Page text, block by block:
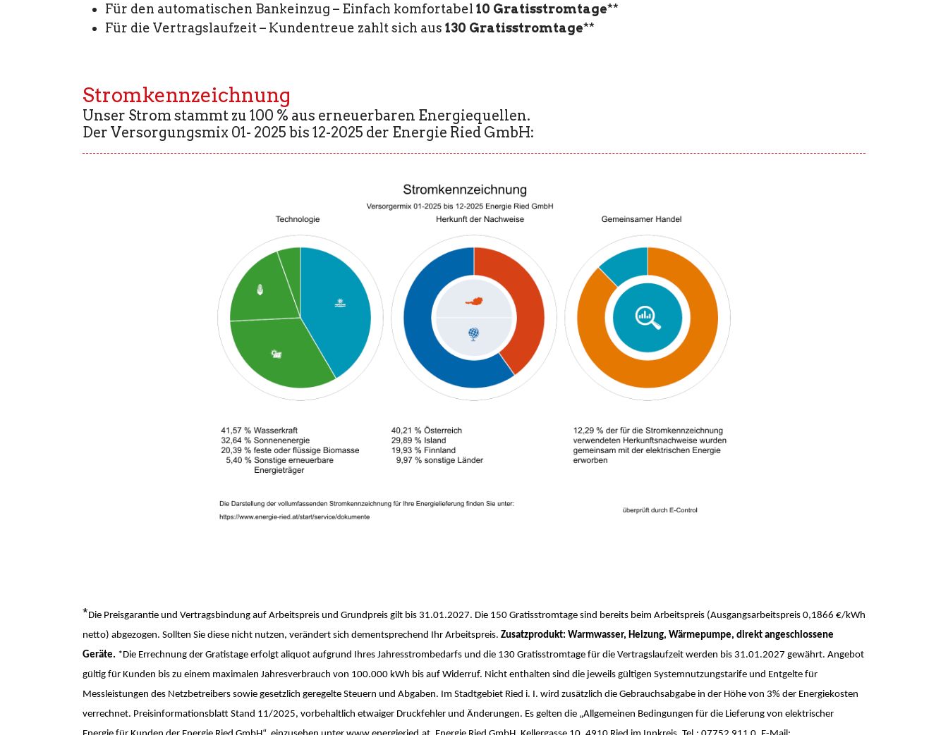
Für den automatischen Bankeinzug – Einfach komfortabel 10 Gratisstromtage**
Für die Vertragslaufzeit – Kundentreue zahlt sich aus 130 Gratisstromtage**
Stromkennzeichnung
Unser Strom stammt zu 100 % aus erneuerbaren Energiequellen.
Der Versorgungsmix 01- 2025 bis 12-2025 der Energie Ried GmbH:
*Die Preisgarantie und Vertragsbindung auf Arbeitspreis und Grundpreis gilt bis 31.01.2027. Die 150 Gratisstromtage sind bereits beim Arbeitspreis (Ausgangsarbeitspreis 0,1866 €/kWh
netto) abgezogen. Sollten Sie diese nicht nutzen, verändert sich dementsprechend Ihr Arbeitspreis. Zusatzprodukt: Warmwasser, Heizung, Wärmepumpe, direkt angeschlossene
Geräte. *Die Errechnung der Gratistage erfolgt aliquot aufgrund Ihres Jahresstrombedarfs und die 130 Gratisstromtage für die Vertragslaufzeit werden bis 31.01.2027 gewährt. Angebot
gültig für Kunden bis zu einem maximalen Jahresverbrauch von 100.000 kWh bis auf Widerruf. Nicht enthalten sind die jeweils gültigen Systemnutzungstarife und Entgelte für
Messleistungen des Netzbetreibers sowie gesetzlich geregelte Steuern und Abgaben. Im Stadtgebiet Ried i. I. wird zusätzlich die Gebrauchsabgabe in der Höhe von 3% der Energiekosten
verrechnet. Preisinformationsblatt Stand 11/2025, vorbehaltlich etwaiger Druckfehler und Änderungen. Es gelten die „Allgemeinen Bedingungen für die Lieferung von elektrischer